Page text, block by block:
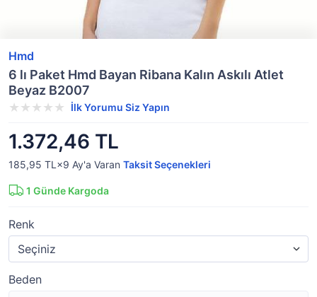
Hmd
6 lı Paket Hmd Bayan Ribana Kalın Askılı Atlet
Beyaz B2007
İlk Yorumu Siz Yapın
1.372,46 TL
185,95 TL×9 Ay'a Varan Taksit Seçenekleri
1 Günde Kargoda
Renk
Beden